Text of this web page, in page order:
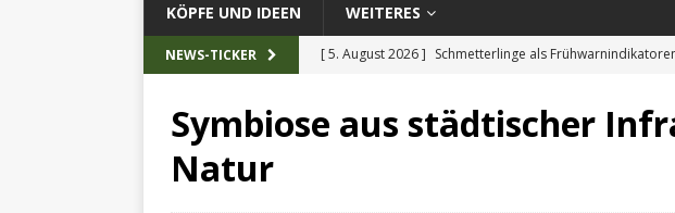
KÖPFE UND IDEEN WEITERES
NEWS-TICKER [ 5. August 2026 ] Schmetterlinge als
[ 5. August 2026 ] Die unterschätzten Klimafolgen
Symbiose aus städtischer
Natur